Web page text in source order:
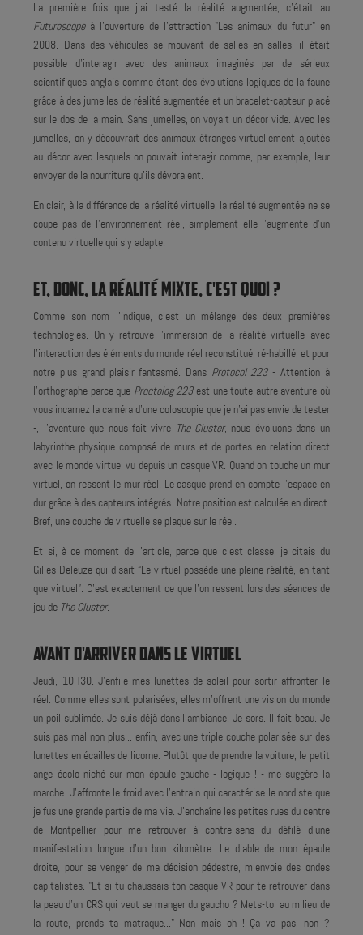
La première fois que j'ai testé la réalité augmentée, c'était au
Futuroscopeà l'ouverture de l'attraction "Les animaux du futur" en
2008. Dans des véhicules se mouvant de salles en salles, il était
possible d'interagir avec des animaux imaginés par de sérieux
scientifiques anglais comme étant des évolutions logiques de la faune
grâce à des jumelles de réalité augmentée et un bracelet-capteur placé
sur le dos de la main. Sans jumelles, on voyait un décor vide. Avec les
jumelles, on y découvrait des animaux étranges virtuellement ajoutés
au décor avec lesquels on pouvait interagir comme, par exemple, leur
envoyer de la nourriture qu'ils dévoraient.
En clair, à la différence de la réalité virtuelle, la réalité augmentée ne se
coupe pas de l'environnement réel, simplement elle l'augmente d'un
contenu virtuelle qui s'y adapte.
ET, DONC, LA RÉALITÉ MIXTE, C'EST QUOI ?
Comme son nom l'indique, c'est un mélange des deux premières
technologies. On y retrouve l'immersion de la réalité virtuelle avec
l’interaction des éléments du monde réel reconstitué, ré-habillé, et pour
notre plus grand plaisir fantasmé. Dans Protocol 223- Attention à
l'orthographe parce que Proctolog 223est une toute autre aventure où
vous incarnez la caméra d'une coloscopie que je n'ai pas envie de tester
-, l'aventure que nous fait vivre The Cluster, nous évoluons dans un
labyrinthe physique composé de murs et de portes en relation direct
avec le monde virtuel vu depuis un casque VR. Quand on touche un mur
virtuel, on ressent le mur réel. Le casque prend en compte l’espace en
dur grâce à des capteurs intégrés. Notre position est calculée en direct.
Bref, une couche de virtuelle se plaque sur le réel.
Et si, à ce moment de l'article, parce que c'est classe, je citais du
Gilles Deleuze qui disait “Le virtuel possède une pleine réalité, en tant
que virtuel”. C'est exactement ce que l'on ressent lors des séances de
jeu de The Cluster.
AVANT D'ARRIVER DANS LE VIRTUEL
Jeudi, 10H30. J'enfile mes lunettes de soleil pour sortir affronter le
réel. Comme elles sont polarisées, elles m'offrent une vision du monde
un poil sublimée. Je suis déjà dans l'ambiance. Je sors. Il fait beau. Je
suis pas mal non plus... enfin, avec une triple couche polarisée sur des
lunettes en écailles de licorne. Plutôt que de prendre la voiture, le petit
ange écolo niché sur mon épaule gauche - logique ! - me suggère la
marche. J'affronte le froid avec l'entrain qui caractérise le nordiste que
je fus une grande partie de ma vie. J'enchaîne les petites rues du centre
de Montpellier pour me retrouver à contre-sens du défilé d'une
manifestation longue d'un bon kilomètre. Le diable de mon épaule
droite, pour se venger de ma décision pédestre, m'envoie des ondes
capitalistes. "Et si tu chaussais ton casque VR pour te retrouver dans
la peau d'un CRS qui veut se manger du gaucho ? Mets-toi au milieu de
la route, prends ta matraque..." Non mais oh ! Ça va pas, non ?